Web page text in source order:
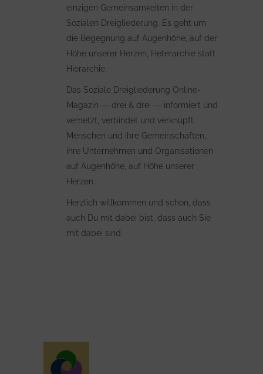
einzigen Gemeinsamkeiten in der
Sozialen Dreigliederung. Es geht um
die Begegnung auf Augenhöhe, auf der
Höhe unserer Herzen, Heterarchie statt
Hierarchie.
Das Soziale Dreigliederung Online-
Magazin ― drei & drei ― informiert und
vernetzt, verbindet und verknüpft
Menschen und ihre Gemeinschaften,
ihre Unternehmen und Organisationen
auf Augenhöhe, auf Höhe unserer
Herzen.
Herzlich willkommen und schön, dass
auch Du mit dabei bist, dass auch Sie
mit dabei sind.